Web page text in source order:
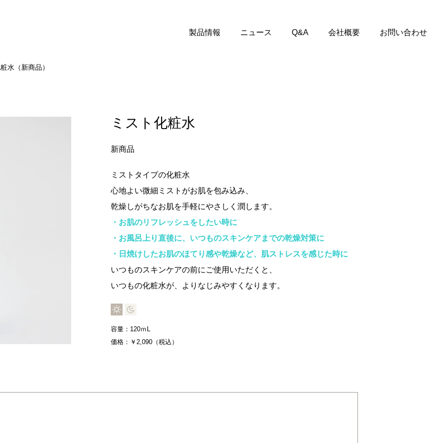
製品情報 ニュース Q&A 会社概要 お問い合わせ
水（新商品）
ミスト化粧水
新商品
ミストタイプの化粧水
心地よい微細ミストがお肌を包み込み、
乾燥しがちなお肌を手軽にやさしく潤します。
・お肌のリフレッシュをしたい時に
・お風呂上り直後に、いつものスキンケアまでの乾燥対策に
・日焼けしたお肌のほてり感や乾燥など、肌ストレスを感じた時に
いつものスキンケアの前にご使用いただくと、
いつもの化粧水が、よりなじみやすくなります。
容量：120ｍL
価格：￥2,090（税込）